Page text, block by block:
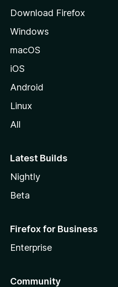
M
o
l
l
s
Download Firefox
Windows
macOS
iOS
Android
Linux
All
Latest Builds
Nightly
Beta
Firefox for Business
Enterprise
Community